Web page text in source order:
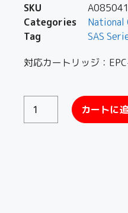
SKU
A085041
Categories
National
Tag
SAS
対応カートリッジ：
カートに